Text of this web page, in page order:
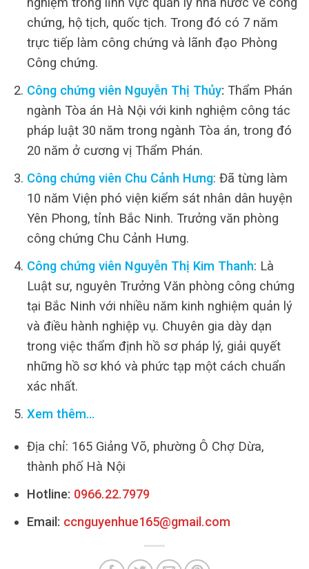
chứng, hộ tịch, quốc tịch. Trong đó có 7 năm
trực tiếp làm công chứng và lãnh đạo Phòng
Công chứng.
Công chứng viên Nguyễn Thị Thủy: Thẩm Phán
ngành Tòa án Hà Nội với kinh nghiệm công tác
pháp luật 30 năm trong ngành Tòa án, trong đó
20 năm ở cương vị Thẩm Phán.
Công chứng viên Chu Cảnh Hưng: Đã từng làm
10 năm Viện phó viện kiểm sát nhân dân huyện
Yên Phong, tỉnh Bắc Ninh. Trưởng văn phòng
công chứng Chu Cảnh Hưng.
Công chứng viên Nguyễn Thị Kim Thanh: Là
Luật sư, nguyên Trưởng Văn phòng công chứng
tại Bắc Ninh với nhiều năm kinh nghiệm quản lý
và điều hành nghiệp vụ. Chuyên gia dày dạn
trong việc thẩm định hồ sơ pháp lý, giải quyết
những hồ sơ khó và phức tạp một cách chuẩn
xác nhất.
Xem thêm…
Địa chỉ: 165 Giảng Võ, phường Ô Chợ Dừa,
thành phố Hà Nội
Hotline: 0966.22.7979
Email: ccnguyenhue165@gmail.com